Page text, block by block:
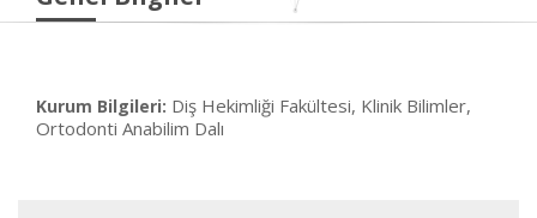
Kurum Bilgileri: Diş Hekimliği Fakültesi, Klinik Bilimler,
Ortodonti Anabilim Dalı